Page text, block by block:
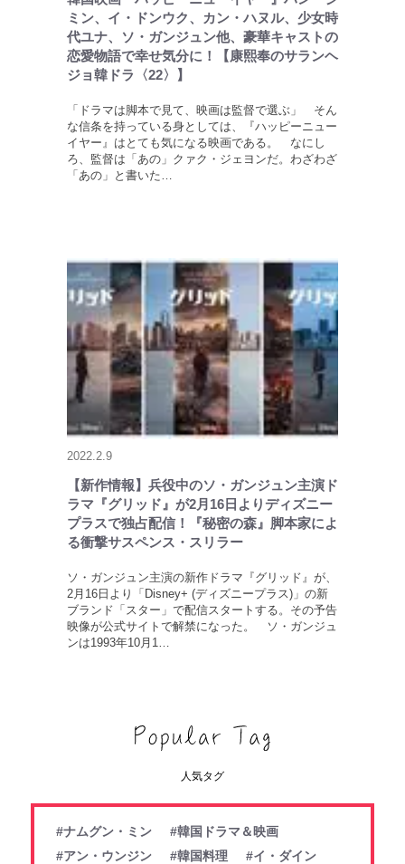
ミン、イ・ドンウク、カン・ハヌル、少女時
代ユナ、ソ・ガンジュン他、豪華キャストの
恋愛物語で幸せ気分に！【康熙奉のサランヘ
ジョ韓ドラ〈22〉】
「ドラマは脚本で見て、映画は監督で選ぶ」 そん
な信条を持っている身としては、『ハッピーニュー
イヤー』はとても気になる映画である。 なにし
ろ、監督は「あの」クァク・ジェヨンだ。わざわざ
「あの」と書いた…
2022.2.9
【新作情報】兵役中のソ・ガンジュン主演ド
ラマ『グリッド』が2月16日よりディズニー
プラスで独占配信！『秘密の森』脚本家によ
る衝撃サスペンス・スリラー
ソ・ガンジュン主演の新作ドラマ『グリッド』が、
2月16日より「Disney+ (ディズニープラス)」の新
ブランド「スター」で配信スタートする。その予告
映像が公式サイトで解禁になった。 ソ・ガンジュ
ンは1993年10月1…
人気タグ
#ナムグン・ミン
#韓国ドラマ＆映画
#アン・ウンジン
#韓国料理
#イ・ダイン